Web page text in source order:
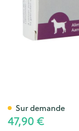
47,90 €
Sur demande